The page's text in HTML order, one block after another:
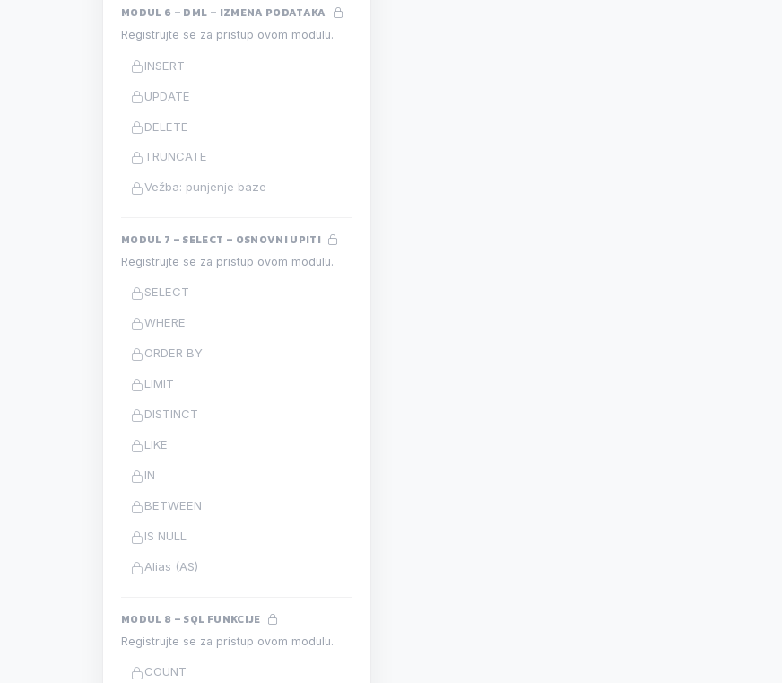
MODUL 6 – DML – IZMENA PODATAKA
Registrujte se za pristup ovom modulu.
INSERT
UPDATE
DELETE
TRUNCATE
Vežba: punjenje baze
MODUL 7 – SELECT – OSNOVNI UPITI
Registrujte se za pristup ovom modulu.
SELECT
WHERE
ORDER BY
LIMIT
DISTINCT
LIKE
IN
BETWEEN
IS NULL
Alias (AS)
MODUL 8 – SQL FUNKCIJE
Registrujte se za pristup ovom modulu.
COUNT